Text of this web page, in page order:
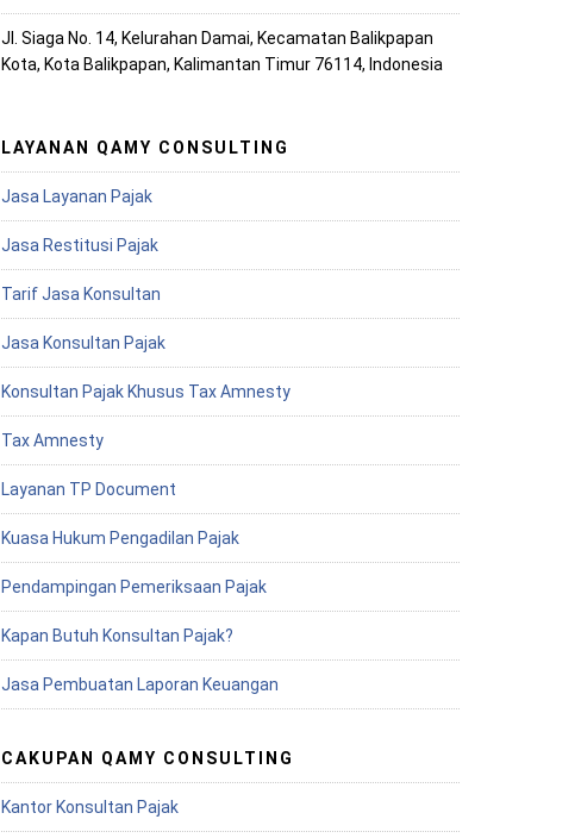
Jl. Siaga No. 14, Kelurahan Damai, Kecamatan Balikpapan
Kota, Kota Balikpapan, Kalimantan Timur 76114, Indonesia
LAYANAN QAMY CONSULTING
Jasa Layanan Pajak
Jasa Restitusi Pajak
Tarif Jasa Konsultan
Jasa Konsultan Pajak
Konsultan Pajak Khusus Tax Amnesty
Tax Amnesty
Layanan TP Document
Kuasa Hukum Pengadilan Pajak
Pendampingan Pemeriksaan Pajak
Kapan Butuh Konsultan Pajak?
Jasa Pembuatan Laporan Keuangan
CAKUPAN QAMY CONSULTING
Kantor Konsultan Pajak